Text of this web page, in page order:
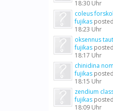
18:30 Uhr
coleus
fujikas posted
18:23 Uhr
oksennus
fujikas posted
18:17 Uhr
chinidina
fujikas posted
18:15 Uhr
zendium
fujikas posted
18:09 Uhr